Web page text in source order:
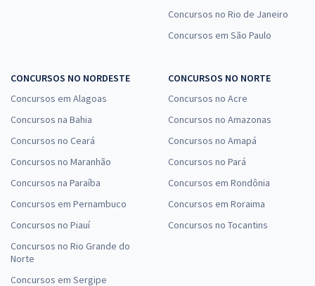
Concursos no Rio de Janeiro
Concursos em São Paulo
CONCURSOS NO NORDESTE
Concursos em Alagoas
Concursos na Bahia
Concursos no Ceará
Concursos no Maranhão
Concursos na Paraíba
Concursos em Pernambuco
Concursos no Piauí
Concursos no Rio Grande do
Norte
Concursos em Sergipe
CONCURSOS NO NORTE
Concursos no Acre
Concursos no Amazonas
Concursos no Amapá
Concursos no Pará
Concursos em Rondônia
Concursos em Roraima
Concursos no Tocantins